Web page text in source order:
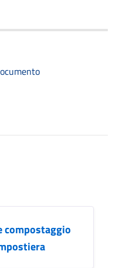
compostaggio